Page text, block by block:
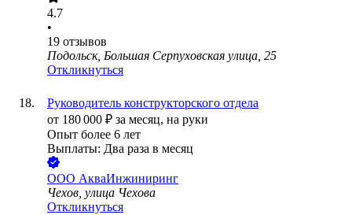
4.7
•
19 отзывов
Подольск, Большая Серпуховская улица, 25
Откликнуться
Руководитель конструкторского отдела
от 180 000 ₽ за месяц, на руки
Опыт более 6 лет
Выплаты: Два раза в месяц
ООО АкваИнжиниринг
Чехов, улица Чехова
Откликнуться